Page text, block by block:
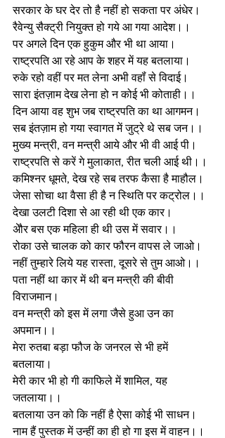
सरकार के घर देर तो है नहीं हो सकता पर अंधेर।
रैवेन्यु सैक्ट्री नियुक्त हो गये आ गया आदेश।।
पर अगले दिन एक हुकुम और भी था आया।
राष्ट्रपति आ रहे आप के शहर में यह बतलाया।
रुके रहो वहीं पर मत लेना अभी वहॉं से विदाई।
सारा इंतज़ाम देख लेना हो न कोई भी कोताही।।
दिन आया वह शुभ जब राष्ट्रपति का था आगमन।
सब इंतज़ाम हो गया स्वागत में जुट्रे थे सब जन।।
मुख्य मन्त्री, वन मन्त्री आये और भी वी आई पी।
राष्ट्रपति से करें गे मुलाकात, रीत चली आई थी।।
कमिश्नर धूमते, देख रहे सब तरफ कैसा है माहौल।
जेसा सोचा था वैसा ही है न स्थिति पर कट्रोल।।
देखा उलटी दिशा से आ रही थी एक कार।
अेौर बस एक महिला ही थी उस में सवार।।
रोका उसे चालक को कार फौरन वापस ले जाओ।
नहीं तुम्हारे लिये यह रास्ता, दूसरे से तुम आओ।।
पता नहीं था कार में थी बन मन्त्री की बीवी
विराजमान।
वन मन्त्री को इस में लगा जैसे हुआ उन का
अपमान।।
मेरा रुतबा बड़ा फौज के जनरल से भी हमें
बतलाया।
मेरी कार भी हो गी काफिले में शामिल, यह
जतलाया।।
बतलाया उन को कि नहीं है ऐसा कोई भी साधन।
नाम हैं पुस्तक में उन्हीं का ही हो गा इस में वाहन।।